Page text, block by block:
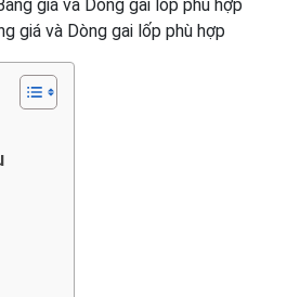
giá và Dòng gai lốp phù hợp